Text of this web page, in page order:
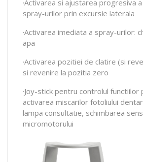
·Activarea si ajustarea progresiva
spray-urilor prin excursie laterala
·Activarea imediata a spray-urilor:
apa
·Activarea pozitiei de clatire (si
si revenire la pozitia zero
·Joy-stick pentru controlul functiilor
activarea miscarilor fotoliului
lampa consultatie, schimbarea
micromotorului